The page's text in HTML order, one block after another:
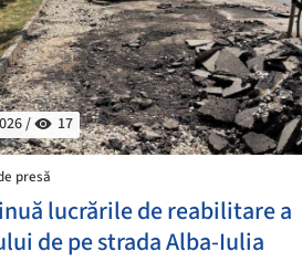
/ 17
presă
lucrările de reabilitare a
de pe strada Alba-Iulia